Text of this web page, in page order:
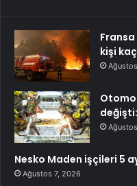
kişi
Nesko Maden işçileri 5
Ağustos 7, 2026